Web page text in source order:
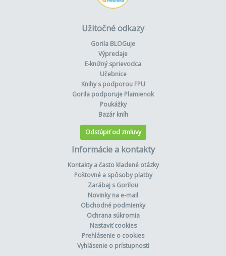
Užitočné odkazy
Gorila BLOGuje
Výpredaje
E-knižný sprievodca
Učebnice
Knihy s podporou FPU
Gorila podporuje Plamienok
Poukážky
Bazár kníh
Odstúpiť od zmluvy
Informácie a kontakty
Kontakty a často kladené otázky
Poštovné a spôsoby platby
Zarábaj s Gorilou
Novinky na e-mail
Obchodné podmienky
Ochrana súkromia
Nastaviť cookies
Prehlásenie o cookies
Vyhlásenie o prístupnosti